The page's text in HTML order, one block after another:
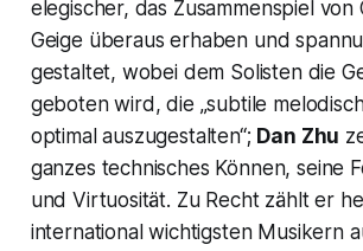
elegischer, das Zusammenspiel von
Geige überaus erhaben und
gestaltet, wobei dem Solisten die
geboten wird, die „subtile
optimal auszugestalten“; Dan Zhu
ganzes technisches Können, seine
und Virtuosität. Zu Recht zählt er
international wichtigsten Musikern